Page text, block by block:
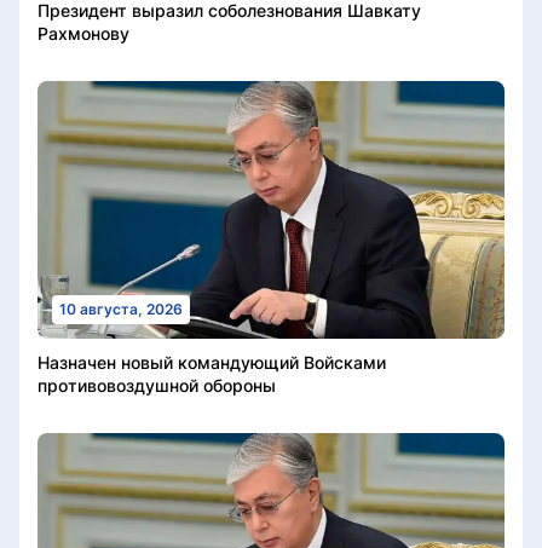
Президент выразил соболезнования Шавкату
Рахмонову
10 августа, 2026
Назначен новый командующий Войсками
противовоздушной обороны